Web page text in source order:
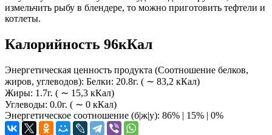
измельчить рыбу в блендере, то можно приготовить тефтели и
котлеты.
Калорийность 96кКал
Энергетическая ценность продукта (Соотношение белков,
жиров, углеводов): Белки: 20.8г. ( ∼ 83,2 кКал)
Жиры: 1.7г. ( ∼ 15,3 кКал)
Углеводы: 0.0г. ( ∼ 0 кКал)
Энергетическое соотношение (б|ж|у): 86% | 15% | 0%